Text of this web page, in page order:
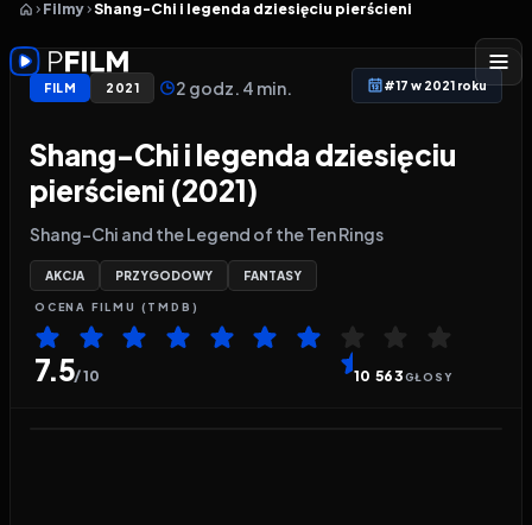
Filmy Shang-Chi i legenda dziesięciu pierścieni
FILM 2021 2 godz. 4 min. #17 w 2021 roku
Shang-Chi i legenda dziesięciu
pierścieni (2021)
Shang-Chi and the Legend of the Ten Rings
AKCJA PRZYGODOWY FANTASY
OCENA FILMU (TMDB)
7.5/ 10 10 563GŁOSY